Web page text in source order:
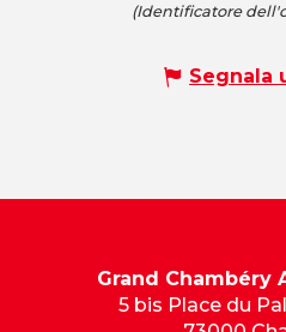
(Identificatore
Segnala
Grand Chambéry
5 bis Place du